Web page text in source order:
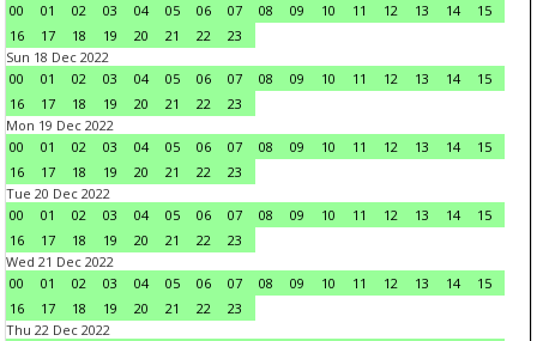
00
01 02 03 04 05 06 07 08 09 10 11 12 13 14
15
16
17 18 19 20 21 22
23
Sun 18 Dec 2022
00
01 02 03 04 05 06 07 08 09 10 11 12 13 14
15
16
17 18 19 20 21 22
23
Mon 19 Dec 2022
00
01 02 03 04 05 06 07 08 09 10 11 12 13 14
15
16
17 18 19 20 21 22
23
Tue 20 Dec 2022
00
01 02 03 04 05 06 07 08 09 10 11 12 13 14
15
16
17 18 19 20 21 22
23
Wed 21 Dec 2022
00
01 02 03 04 05 06 07 08 09 10 11 12 13 14
15
16
17 18 19 20 21 22
23
Thu 22 Dec 2022